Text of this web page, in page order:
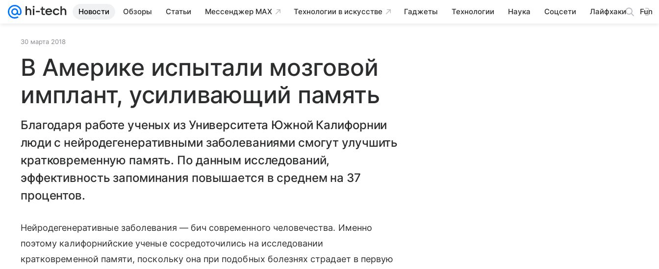
Новости Обзоры Статьи Мессенджер MAX Технологии в искусстве Гаджеты Технологии Наука Соцсети Лайфхаки Fun
30 марта 2018
В Америке испытали мозговой
имплант, усиливающий память
Благодаря работе ученых из Университета Южной Калифорнии
люди с нейродегенеративными заболеваниями смогут улучшить
кратковременную память. По данным исследований,
эффективность запоминания повышается в среднем на 37
процентов.
Нейродегенеративные заболевания — бич современного человечества. Именно
поэтому калифорнийские ученые сосредоточились на исследовании
кратковременной памяти, поскольку она при подобных болезнях страдает в первую